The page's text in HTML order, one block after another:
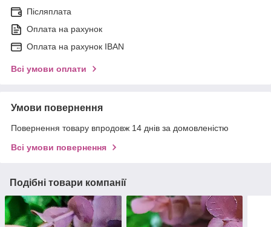
Післяплата
Оплата на рахунок
Оплата на рахунок IBAN
Всі умови оплати
Умови повернення
Повернення товару впродовж 14 днів за домовленістю
Всі умови повернення
Подібні товари компанії